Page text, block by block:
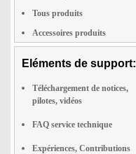
Tous produits
Accessoires produits
Eléments de support:
Téléchargement de notices,
pilotes, vidéos
FAQ service technique
Expériences, Contributions